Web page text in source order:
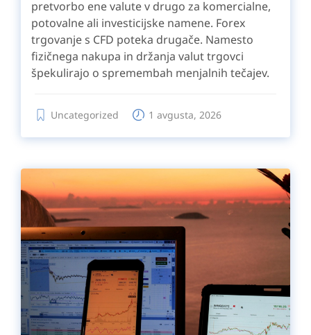
pretvorbo ene valute v drugo za komercialne,
potovalne ali investicijske namene. Forex
trgovanje s CFD poteka drugače. Namesto
fizičnega nakupa in držanja valut trgovci
špekulirajo o spremembah menjalnih tečajev.
Uncategorized 1 avgusta, 2026